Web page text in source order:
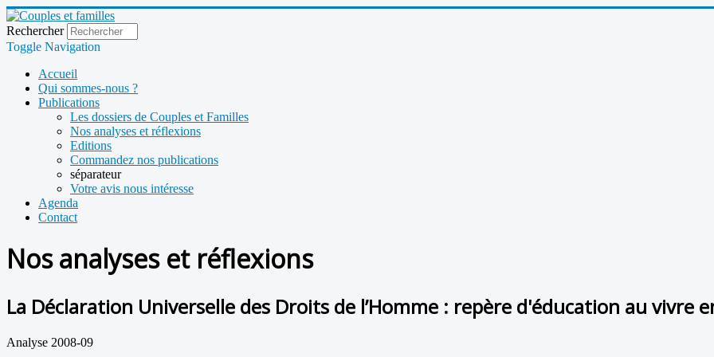
Rechercher
Toggle Navigation
Accueil
Qui sommes-nous ?
Publications
Les dossiers de Couples et Familles
Nos analyses et réflexions
Editions
Commandez nos publications
séparateur
Votre avis nous intéresse
Agenda
Contact
Nos analyses et réflexions
La Déclaration Universelle des Droits de l’Homme : repère d'éducation au vivre
Analyse 2008-09